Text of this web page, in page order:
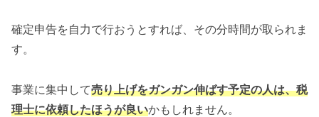
確定申告を自力で行おうとすれば、その分時間が取られま
す。
事業に集中して売り上げをガンガン伸ばす予定の人は、税
理士に依頼したほうが良いかもしれません。